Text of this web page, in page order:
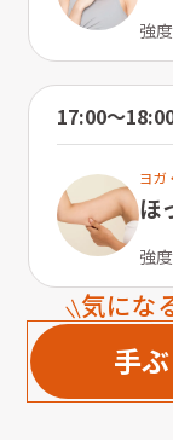
強度
17:00〜
ヨガ
ほ
強度
気にな
手